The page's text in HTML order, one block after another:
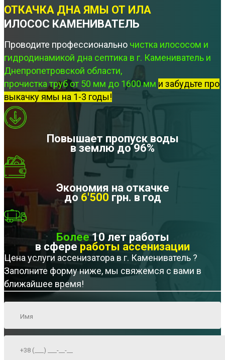
ОТКАЧКА ДНА ЯМЫ ОТ ИЛА
ИЛОСОС КАМЕНИВАТЕЛЬ
Проводите профессионально чистка илососом и
гидродинамикой дна септика в г. Камениватель и
Днепропетровской области,
прочистка труб от 50 мм до 1600 мм и забудьте про
выкачку ямы на 1-3 годы!
Повышает пропуск воды
в землю до 96%
Экономия на откачке
до 6'500 грн. в год
Более10 лет работы
в сфере работы ассенизации
Цена услуги ассенизатора в г. Камениватель ?
Заполните форму ниже, мы свяжемся с вами в
ближайшее время!